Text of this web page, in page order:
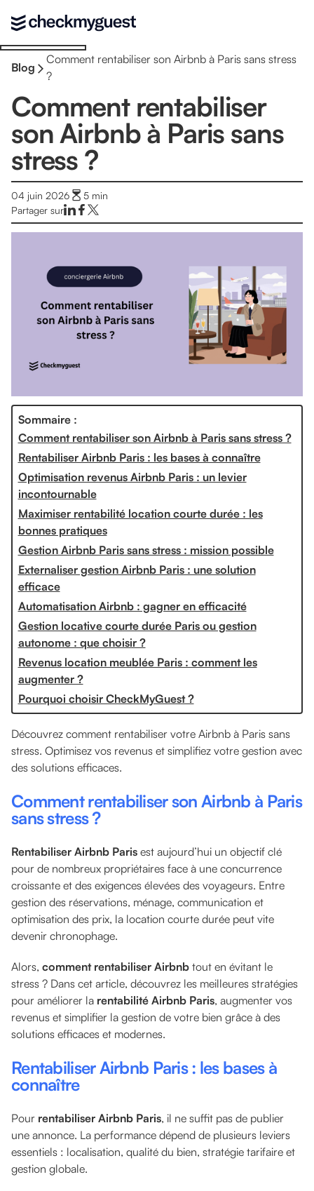
Blog
Comment rentabiliser son Airbnb à Paris sans stress
?
Comment rentabiliser
son Airbnb à Paris sans
stress ?
04 juin 2026 5 min
Partager sur
Sommaire :
Comment rentabiliser son Airbnb à Paris sans stress ?
Rentabiliser Airbnb Paris : les bases à connaître
Optimisation revenus Airbnb Paris : un levier
incontournable
Maximiser rentabilité location courte durée : les
bonnes pratiques
Gestion Airbnb Paris sans stress : mission possible
Externaliser gestion Airbnb Paris : une solution
efficace
Automatisation Airbnb : gagner en efficacité
Gestion locative courte durée Paris ou gestion
autonome : que choisir ?
Revenus location meublée Paris : comment les
augmenter ?
Pourquoi choisir CheckMyGuest ?
Découvrez comment rentabiliser votre Airbnb à Paris sans
stress. Optimisez vos revenus et simplifiez votre gestion avec
des solutions efficaces.
Comment rentabiliser son Airbnb à Paris
sans stress ?
Rentabiliser Airbnb Paris est aujourd’hui un objectif clé
pour de nombreux propriétaires face à une concurrence
croissante et des exigences élevées des voyageurs. Entre
gestion des réservations, ménage, communication et
optimisation des prix, la location courte durée peut vite
devenir chronophage.
Alors, comment rentabiliser Airbnb tout en évitant le
stress ? Dans cet article, découvrez les meilleures stratégies
pour améliorer la rentabilité Airbnb Paris, augmenter vos
revenus et simplifier la gestion de votre bien grâce à des
solutions efficaces et modernes.
Rentabiliser Airbnb Paris : les bases à
connaître
Pour rentabiliser Airbnb Paris, il ne suffit pas de publier
une annonce. La performance dépend de plusieurs leviers
essentiels : localisation, qualité du bien, stratégie tarifaire et
gestion globale.